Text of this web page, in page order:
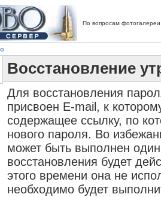
По вопросам
Восстановление
Для восстановления
присвоен E-mail, к
содержащее ссылку, по
нового пароля. Во
может быть выполнен
восстановления будет
этого времени она не
необходимо будет